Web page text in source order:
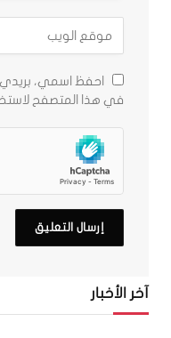
احفظ اسمي، بريدي
في هذا المتصفح
آخر الأخبار